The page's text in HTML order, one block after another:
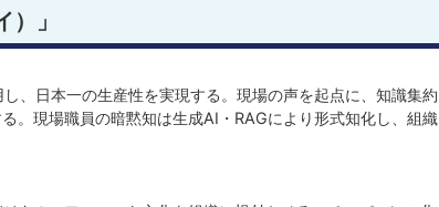
」
、日本一の生産性を実現する。現場の声を起点に、知識集約
。現場職員の暗黙知は生成AI・RAGにより形式知化し、組織